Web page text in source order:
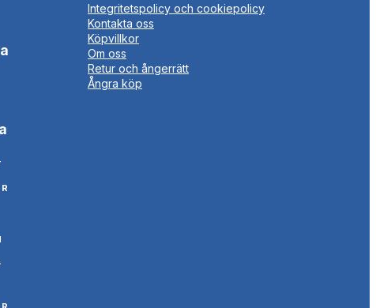
Integritetspolicy och cookiepolicy
Kontakta oss
Köpvillkor
Om oss
Retur och ångerrätt
Ångra köp